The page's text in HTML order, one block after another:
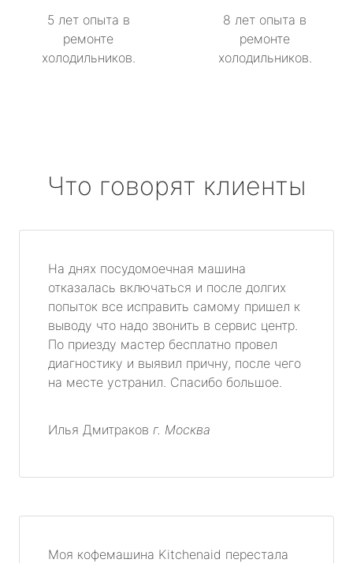
5 лет опыта в
ремонте
холодильников.
8 лет опыта в
ремонте
холодильников.
Что говорят клиенты
На днях посудомоечная машина
отказалась включаться и после долгих
попыток все исправить самому пришел к
выводу что надо звонить в сервис центр.
По приезду мастер бесплатно провел
диагностику и выявил причну, после чего
на месте устранил. Спасибо большое.
Илья Дмитраков г. Москва
Моя кофемашина Kitchenaid перестала